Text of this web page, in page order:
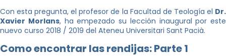
Con esta pregunta, el profesor de la Facultad de Teología el Dr.
Xavier Morlans, ha empezado su lección inaugural por este
nuevo curso 2018 / 2019 del Ateneu Universitari Sant Pacià.
Como encontrar las rendijas: Parte 1